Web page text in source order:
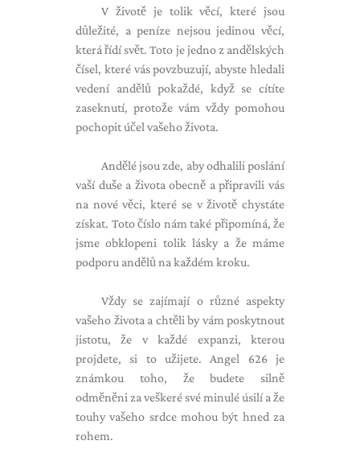
V životě je tolik věcí, které jsou
důležité, a peníze nejsou jedinou věcí,
která řídí svět. Toto je jedno z andělských
čísel, které vás povzbuzují, abyste hledali
vedení andělů pokaždé, když se cítíte
zaseknutí, protože vám vždy pomohou
pochopit účel vašeho života.
Andělé jsou zde, aby odhalili poslání
vaší duše a života obecně a připravili vás
na nové věci, které se v životě chystáte
získat. Toto číslo nám také připomíná, že
jsme obklopeni tolik lásky a že máme
podporu andělů na každém kroku.
Vždy se zajímají o různé aspekty
vašeho života a chtěli by vám poskytnout
jistotu, že v každé expanzi, kterou
projdete, si to užijete. Angel 626 je
známkou toho, že budete silně
odměněni za veškeré své minulé úsilí a že
touhy vašeho srdce mohou být hned za
rohem.